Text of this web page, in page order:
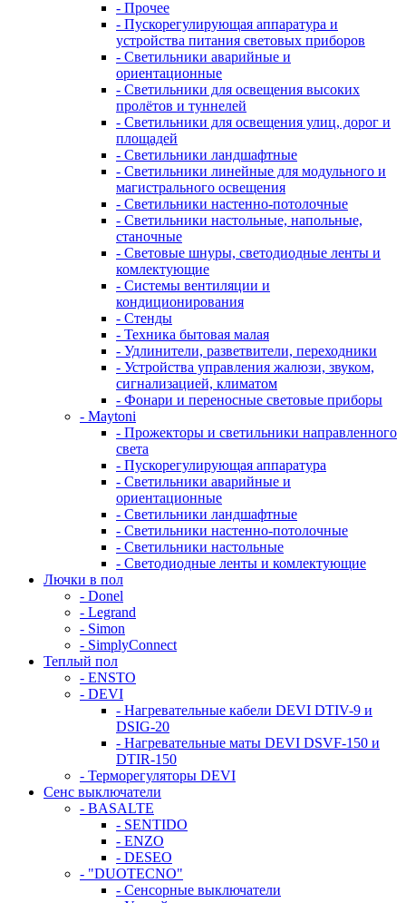
- Прочее
- Пускорегулирующая аппаратура и
устройства питания световых приборов
- Светильники аварийные и
ориентационные
- Светильники для освещения высоких
пролётов и туннелей
- Светильники для освещения улиц, дорог и
площадей
- Светильники ландшафтные
- Светильники линейные для модульного и
магистрального освещения
- Светильники настенно-потолочные
- Светильники настольные, напольные,
станочные
- Световые шнуры, светодиодные ленты и
комлектующие
- Системы вентиляции и
кондиционирования
- Стенды
- Техника бытовая малая
- Удлинители, разветвители, переходники
- Устройства управления жалюзи, звуком,
сигнализацией, климатом
- Фонари и переносные световые приборы
- Maytoni
- Прожекторы и светильники направленного
света
- Пускорегулирующая аппаратура
- Светильники аварийные и
ориентационные
- Светильники ландшафтные
- Светильники настенно-потолочные
- Светильники настольные
- Светодиодные ленты и комлектующие
Лючки в пол
- Donel
- Legrand
- Simon
- SimplyConnect
Теплый пол
- ENSTO
- DEVI
- Нагревательные кабели DEVI DTIV-9 и
DSIG-20
- Нагревательные маты DEVI DSVF-150 и
DTIR-150
- Терморегуляторы DEVI
Сенс выключатели
- BASALTE
- SENTIDO
- ENZO
- DESEO
- "DUOTECNO"
- Сенсорные выключатели